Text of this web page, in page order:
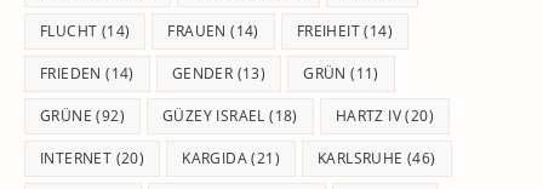
FLUCHT (14) FRAUEN (14) FREIHEIT(14)
FRIEDEN (14) GENDER (13) GRÜN (11)
GRÜNE (92) GÜZEY ISRAEL (18) HARTZ IV(20)
INTERNET (20) KARGIDA(21) KARLSRUHE (46)